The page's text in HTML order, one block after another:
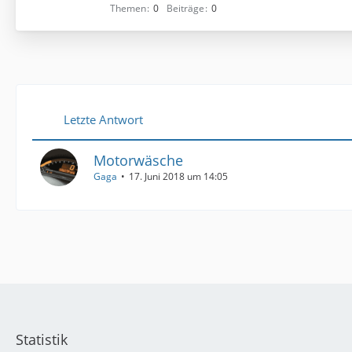
Themen 0 Beiträge 0
Letzte Antwort
Motorwäsche
Gaga 17. Juni 2018 um 14:05
Statistik